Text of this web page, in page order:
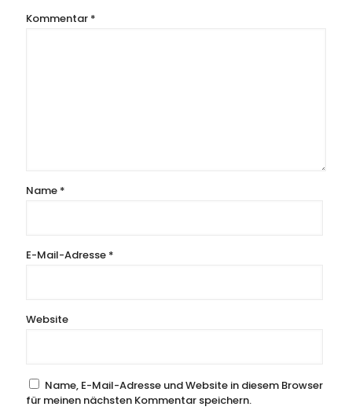
Kommentar *
Name *
E-Mail-Adresse *
Website
Name, E-Mail-Adresse und Website in diesem Browser
für meinen nächsten Kommentar speichern.